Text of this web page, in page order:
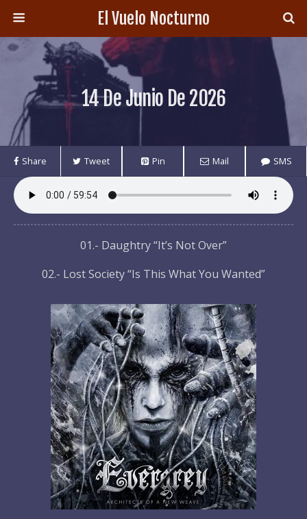
El Vuelo Nocturno
14 De Junio De 2026
Share Tweet Pin Mail SMS
01.- Daughtry “It’s Not Over”
02.- Lost Society “Is This What You Wanted”